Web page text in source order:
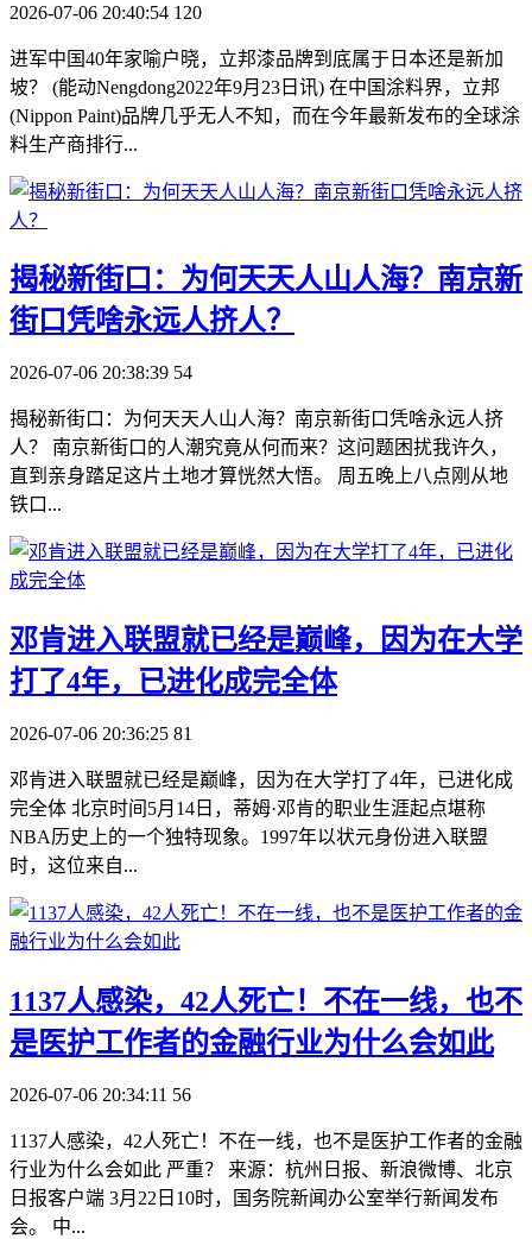
2026-07-06 20:40:54 120
进军中国40年家喻户晓，立邦漆品牌到底属于日本还是新加
坡？ (能动Nengdong2022年9月23日讯) 在中国涂料界，立邦
(Nippon Paint)品牌几乎无人不知，而在今年最新发布的全球涂
料生产商排行...
​揭秘新街口：为何天天人山人海？南京新
街口凭啥永远人挤人？
2026-07-06 20:38:39 54
揭秘新街口：为何天天人山人海？南京新街口凭啥永远人挤
人？ 南京新街口的人潮究竟从何而来？这问题困扰我许久，
直到亲身踏足这片土地才算恍然大悟。 周五晚上八点刚从地
铁口...
​邓肯进入联盟就已经是巅峰，因为在大学
打了4年，已进化成完全体
2026-07-06 20:36:25 81
邓肯进入联盟就已经是巅峰，因为在大学打了4年，已进化成
完全体 北京时间5月14日，蒂姆·邓肯的职业生涯起点堪称
NBA历史上的一个独特现象。1997年以状元身份进入联盟
时，这位来自...
​1137人感染，42人死亡！不在一线，也不
是医护工作者的金融行业为什么会如此
2026-07-06 20:34:11 56
1137人感染，42人死亡！不在一线，也不是医护工作者的金融
行业为什么会如此 严重？ 来源：杭州日报、新浪微博、北京
日报客户端 3月22日10时，国务院新闻办公室举行新闻发布
会。 中...